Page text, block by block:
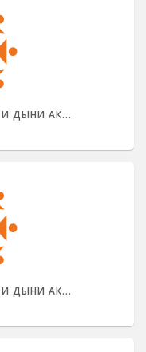
И ДЫНИ АК...
И ДЫНИ АК...